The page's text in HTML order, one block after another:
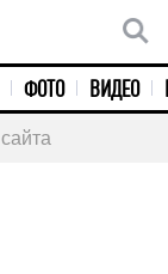
ФОТО ВИДЕО